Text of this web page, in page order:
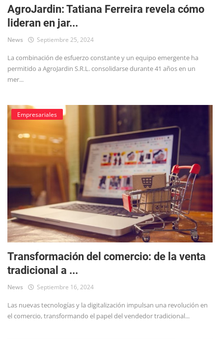
AgroJardin: Tatiana Ferreira revela cómo
lideran en jar...
News Septiembre 25, 2024
La combinación de esfuerzo constante y un equipo emergente ha
permitido a AgroJardin S.R.L. consolidarse durante 41 años en un
mer...
Empresariales
Transformación del comercio: de la venta
tradicional a ...
News Septiembre 16, 2024
Las nuevas tecnologías y la digitalización impulsan una revolución en
el comercio, transformando el papel del vendedor tradicional...